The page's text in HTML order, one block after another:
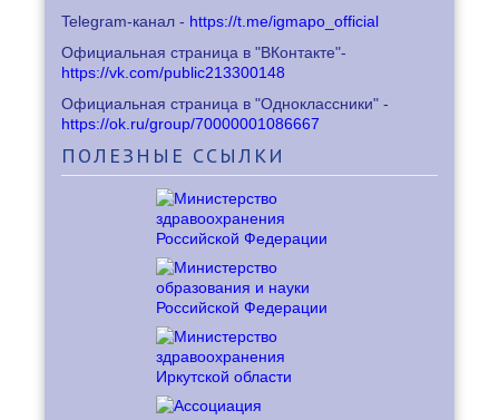
Telegram-канал - https://t.me/igmapo_official
Официальная страница в "ВКонтакте"-
https://vk.com/public213300148
Официальная страница в "Одноклассники" -
https://ok.ru/group/70000001086667
ПОЛЕЗНЫЕ ССЫЛКИ